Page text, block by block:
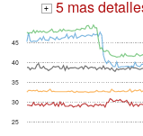
+ 5 mas
25
30
35
40
45